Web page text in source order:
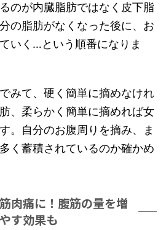
のが内臓脂肪ではなく皮下脂
の脂肪がなくなった後に、お
いく…という順番になりま
みて、硬く簡単に摘めなけれ
、柔らかく簡単に摘めれば女
。自分のお腹周りを摘み、ま
く蓄積されているのか確かめ
肉痛に！腹筋の量を増
やす効果も